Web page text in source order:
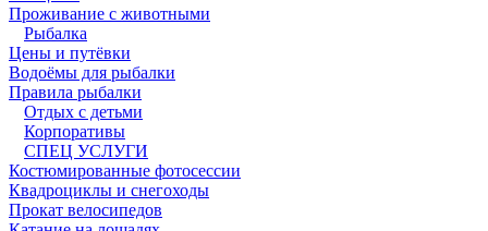
Проживание с животными
Рыбалка
Цены и путёвки
Водоёмы для рыбалки
Правила рыбалки
Отдых с детьми
Корпоративы
СПЕЦ УСЛУГИ
Костюмированные фотосессии
Квадроциклы и снегоходы
Прокат велосипедов